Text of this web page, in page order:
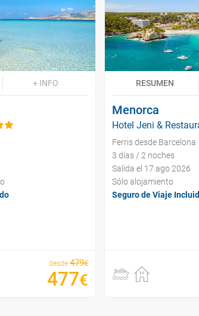
+ INFO
desde 479€
477€
RESUMEN
Menorca
Hotel Jeni &
Ferris desde Barcelona
3 días / 2 noches
Salida el 17 ago 2026
Sólo alojamiento
Seguro de Viaje